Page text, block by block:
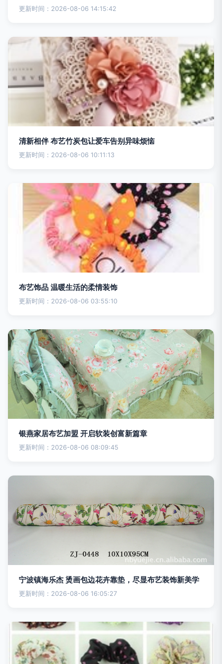
更新时间：2026-08-06 14:15:42
清新相伴 布艺竹炭包让爱车告别异味烦恼
更新时间：2026-08-06 10:11:13
布艺饰品 温暖生活的柔情装饰
更新时间：2026-08-06 03:55:10
银燕家居布艺加盟 开启软装创富新篇章
更新时间：2026-08-06 08:09:45
宁波镇海乐杰 烫画包边花卉靠垫，尽显布艺装饰新美学
更新时间：2026-08-06 16:05:27